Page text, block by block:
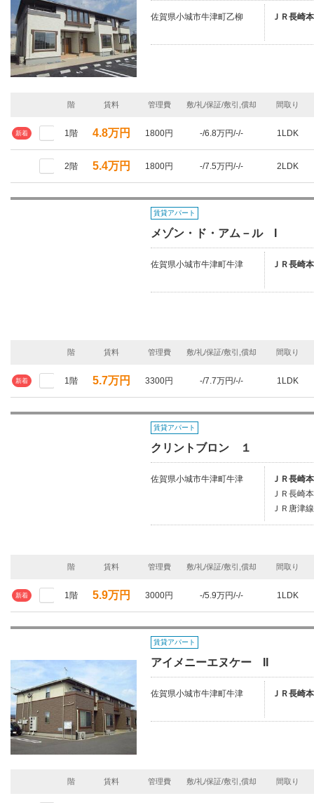
佐賀県小城市牛津町乙柳 ＪＲ長崎
階 賃料 管理費 敷/礼/保証/敷引,償却 間取り
新着 1階 4.8万円 1800円 -/6.8万円/-/- 1LDK
2階 5.4万円 1800円 -/7.5万円/-/- 2LDK
賃貸アパート
メゾン・ド・アム－ル I
佐賀県小城市牛津町牛津 ＪＲ長崎
階 賃料 管理費 敷/礼/保証/敷引,償却 間取り
新着 1階 5.7万円 3300円 -/7.7万円/-/- 1LDK
賃貸アパート
クリントブロン １
佐賀県小城市牛津町牛津
ＪＲ長崎
ＪＲ長崎
ＪＲ唐津
階 賃料 管理費 敷/礼/保証/敷引,償却 間取り
新着 1階 5.9万円 3000円 -/5.9万円/-/- 1LDK
賃貸アパート
アイメニーエヌケー II
佐賀県小城市牛津町牛津 ＪＲ長崎
階 賃料 管理費 敷/礼/保証/敷引,償却 間取り